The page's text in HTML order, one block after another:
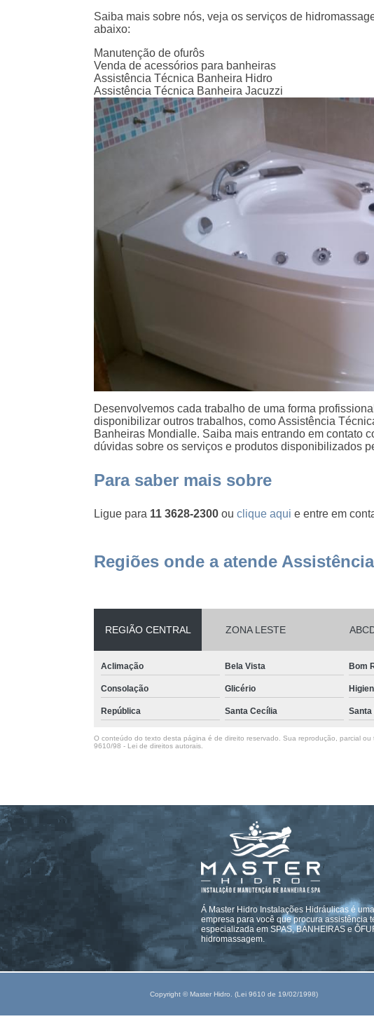
Saiba mais sobre nós, veja os serviços de
abaixo:
Manutenção de ofurôs
Venda de acessórios para banheiras
Assistência Técnica Banheira Hidro
Assistência Técnica Banheira Jacuzzi
Desenvolvemos cada trabalho de uma forma
disponibilizar outros trabalhos, como Assistência
Banheiras Mondialle. Saiba mais entrando em contato
dúvidas sobre os serviços e produtos disponibilizados
Para saber mais sobre
Ligue para 11 3628-2300 ouclique aqui e entre em
Regiões onde a atende
REGIÃO CENTRAL ZONA LESTE
Aclimação Bela Vista Bom
Consolação Glicério
República Santa Cecília Santa
O conteúdo do texto desta página é de direito reservado. Sua reprodução, parcial
9610/98 - Lei de direitos autorais
Á Master Hidro Instalações Hidráulicas é uma
empresa para você que procura assistência
especializada em SPAS, BANHEIRAS e
hidromassagem.
Copyright © Master Hidro. (Lei 9610 de 19/02/1998)